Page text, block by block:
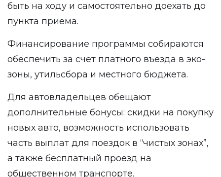
быть на ходу и самостоятельно доехать до
пункта приема.
Финансирование программы собираются
обеспечить за счет платного въезда в эко-
зоны, утильсбора и местного бюджета.
Для автовладельцев обещают
дополнительные бонусы: скидки на покупку
новых авто, возможность использовать
часть выплат для поездок в “чистых зонах”,
а также бесплатный проезд на
общественном транспорте.